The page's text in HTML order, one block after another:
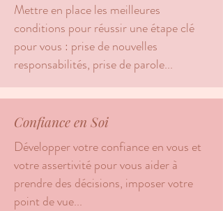
Mettre en place les meilleures
conditions pour réussir une étape clé
pour vous : prise de nouvelles
responsabilités, prise de parole...
Confiance en Soi
Développer votre confiance en vous et
votre assertivité pour vous aider à
prendre des décisions, imposer votre
point de vue...